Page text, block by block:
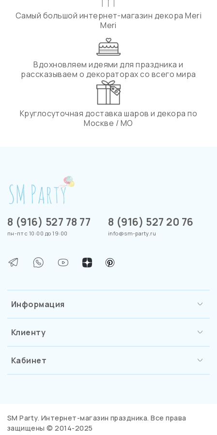
Самый большой интернет-магазин декора Meri
Meri
Вдохновляем идеями для праздника и
рассказываем о декораторах со всего мира
Круглосуточная доставка шаров и декора по
Москве / МО
Информация
Клиенту
Кабинет
8 (916) 527 78 77
пн-пт с 10:00 до 19:00
8 (916) 527 20 76
info@sm-party.ru
SM Party. Интернет-магазин праздника. Все права
защищены © 2014-2025